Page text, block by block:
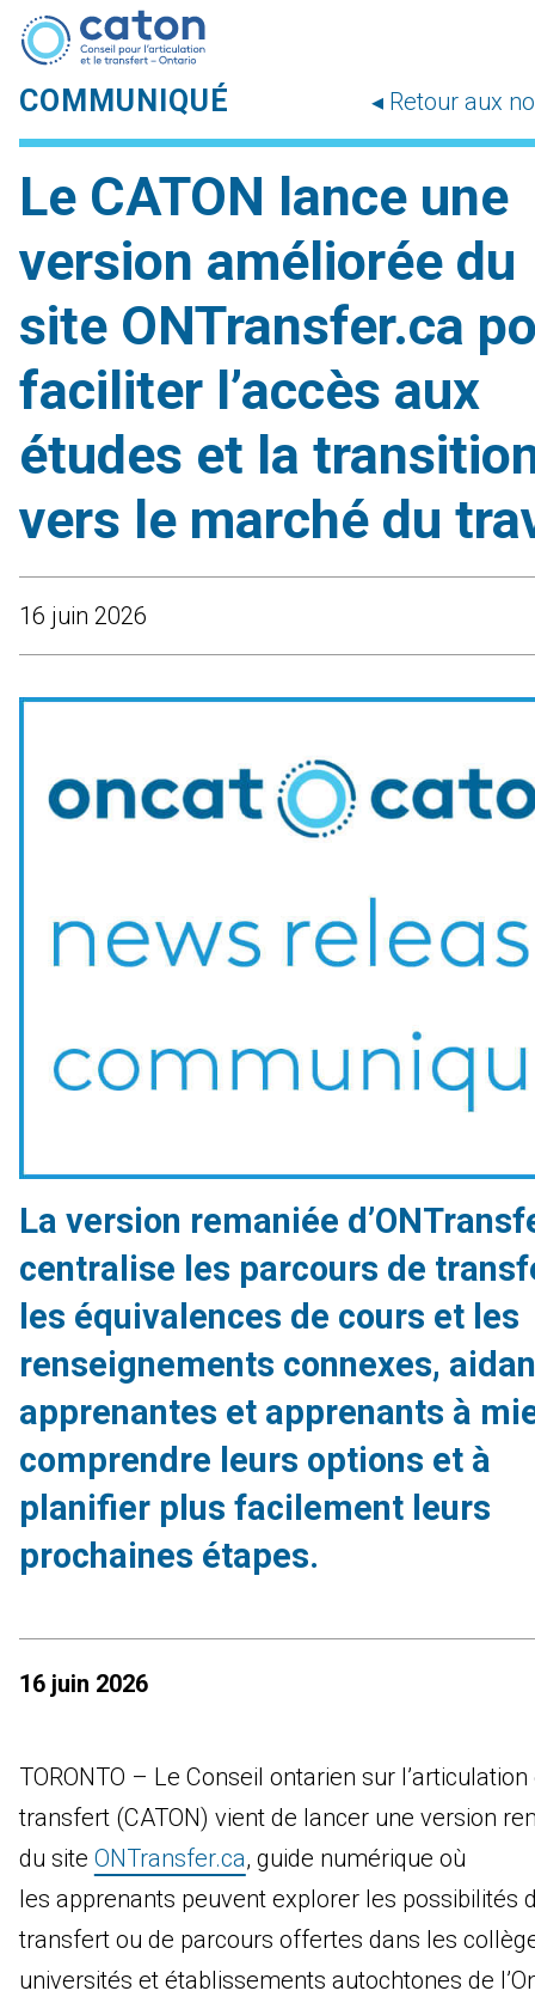
COMMUNIQUÉ ◂ Retour aux
Le CATON lance une
version améliorée du
site ONTransfer.ca
faciliter l’accès aux
études et la
vers le marché du
16 juin 2026
La version remaniée
centralise les parcours de
les équivalences de cours et les
renseignements connexes,
apprenantes et apprenants à
comprendre leurs options et à
planifier plus facilement leurs
prochaines étapes.
16 juin 2026
TORONTO – Le Conseil ontarien sur
transfert (CATON) vient de lancer une version
du site ONTransfer.ca, guide numérique où
les apprenants peuvent explorer les possibilités
transfert ou de parcours offertes dans les
universités et établissements autochtones de